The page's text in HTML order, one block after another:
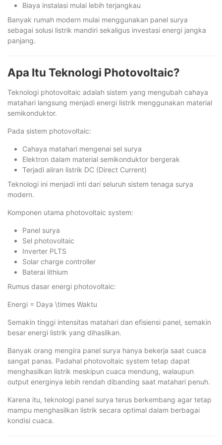
Biaya instalasi mulai lebih terjangkau
Banyak rumah modern mulai menggunakan panel surya
sebagai solusi listrik mandiri sekaligus investasi energi jangka
panjang.
Apa Itu Teknologi Photovoltaic?
Teknologi photovoltaic adalah sistem yang mengubah cahaya
matahari langsung menjadi energi listrik menggunakan material
semikonduktor.
Pada sistem photovoltaic:
Cahaya matahari mengenai sel surya
Elektron dalam material semikonduktor bergerak
Terjadi aliran listrik DC (Direct Current)
Teknologi ini menjadi inti dari seluruh sistem tenaga surya
modern.
Komponen utama photovoltaic system:
Panel surya
Sel photovoltaic
Inverter PLTS
Solar charge controller
Baterai lithium
Rumus dasar energi photovoltaic:
Energi = Daya \times Waktu
Semakin tinggi intensitas matahari dan efisiensi panel, semakin
besar energi listrik yang dihasilkan.
Banyak orang mengira panel surya hanya bekerja saat cuaca
sangat panas. Padahal photovoltaic system tetap dapat
menghasilkan listrik meskipun cuaca mendung, walaupun
output energinya lebih rendah dibanding saat matahari penuh.
Karena itu, teknologi panel surya terus berkembang agar tetap
mampu menghasilkan listrik secara optimal dalam berbagai
kondisi cuaca.